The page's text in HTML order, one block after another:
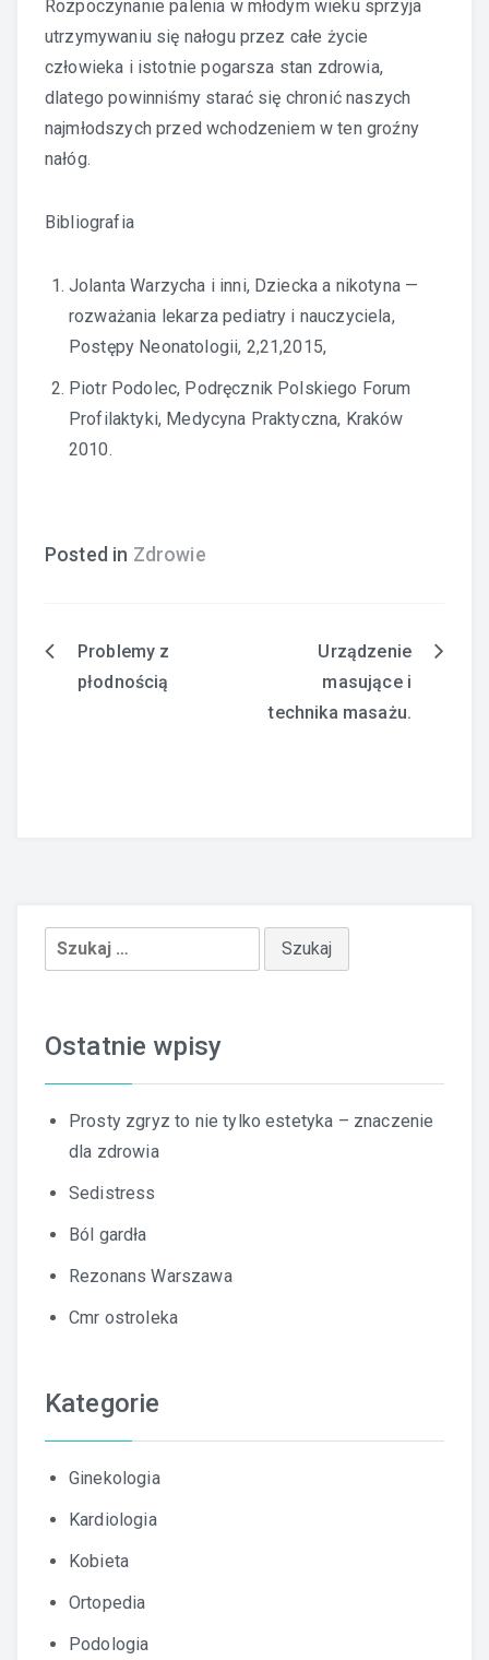
Rozpoczynanie palenia w młodym wieku sprzyja
utrzymywaniu się nałogu przez całe życie
człowieka i istotnie pogarsza stan zdrowia,
dlatego powinniśmy starać się chronić naszych
najmłodszych przed wchodzeniem w ten groźny
nałóg.
Bibliografia
Jolanta Warzycha i inni, Dziecka a nikotyna —
rozważania lekarza pediatry i nauczyciela,
Postępy Neonatologii, 2,21,2015,
Piotr Podolec, Podręcznik Polskiego Forum
Profilaktyki, Medycyna Praktyczna, Kraków
2010.
Posted in Zdrowie
Nawigacja
Problemy z
płodnością
Urządzenie
masujące i
technika masażu.
Szukaj:
Ostatnie wpisy
Prosty zgryz to nie tylko estetyka – znaczenie
dla zdrowia
Sedistress
Ból gardła
Rezonans Warszawa
Cmr ostroleka
Kategorie
Ginekologia
Kardiologia
Kobieta
Ortopedia
Podologia